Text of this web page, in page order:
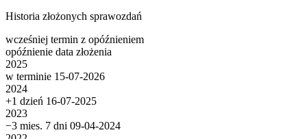
Historia złożonych sprawozdań
wcześniej termin z opóźnieniem
opóźnienie data złożenia
2025
w terminie 15-07-2026
2024
+1 dzień 16-07-2025
2023
−3 mies. 7 dni 09-04-2024